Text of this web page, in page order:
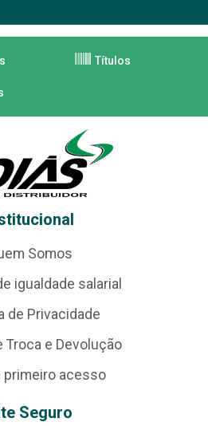
Títulos
Somos
igualdade salarial
de Privacidade
Troca e Devolução
primeiro acesso
Seguro